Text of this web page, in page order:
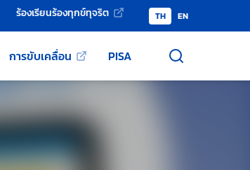
ร้องเรียนร้องทุกข์ทุจริต TH EN
การขับเคลื่อน PISA